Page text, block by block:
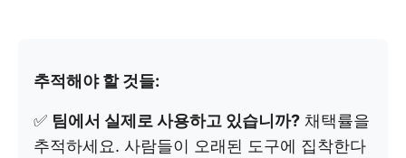
추적해야 할 것들:
✅ 팀에서 실제로 사용하고 있습니까? 채택률을
추적하세요. 사람들이 오래된 도구에 집착한다